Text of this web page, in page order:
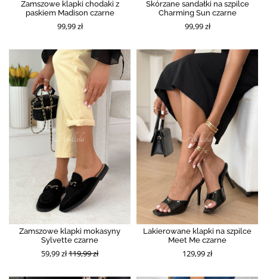
Zamszowe klapki chodaki z
paskiem Madison czarne
99,99 zł
Skórzane sandałki na szpilce
Charming Sun czarne
99,99 zł
Zamszowe klapki mokasyny
Sylvette czarne
59,99 zł119,99 zł
Lakierowane klapki na szpilce
Meet Me czarne
129,99 zł